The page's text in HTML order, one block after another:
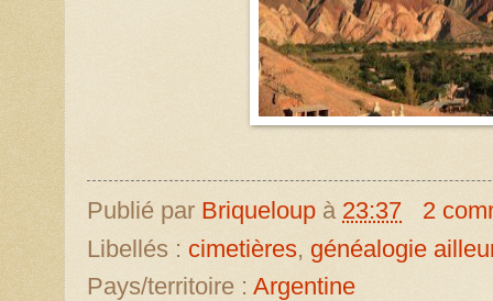
Publié par Briqueloup à 23:37
2
Libellés : cimetières, généalogie
Pays/territoire : Argentine